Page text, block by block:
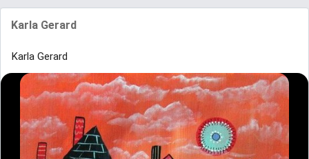
Karla Gerard
Karla Gerard